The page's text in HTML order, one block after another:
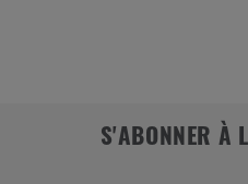
S'ABONNER À